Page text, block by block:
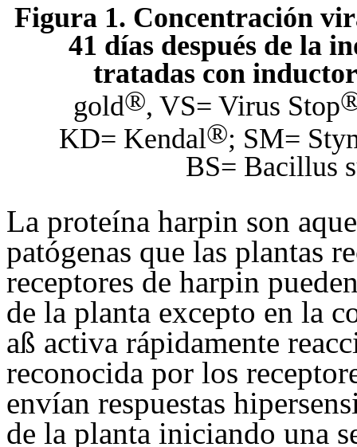
Figura 1. Concentración
41 días después de la
tratadas con
gold®, VS= Virus Stop
KD= Kendal®; SM=
BS= Bacillus
La proteína harpin son
patógenas que las plantas
receptores de harpin
de la planta excepto en la
aß activa rápidamente
reconocida por los
envían respuestas
de la planta iniciando una